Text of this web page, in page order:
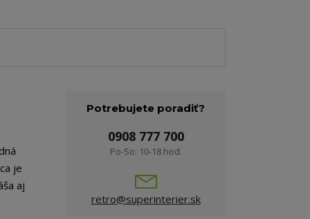
je
aj
Potrebujete poradiť?
0908 777 700
Po-So: 10-18 hod.
retro@superinterier.sk